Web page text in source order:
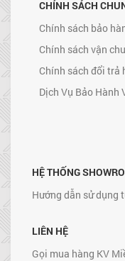
CHÍNH SÁCH
Chính sách bảo
Chính sách vận
Chính sách đổi trả
Dịch Vụ Bảo Hành
HỆ THỐNG
Hướng dẫn sử dụng
LIÊN HỆ
Gọi mua hàng KV